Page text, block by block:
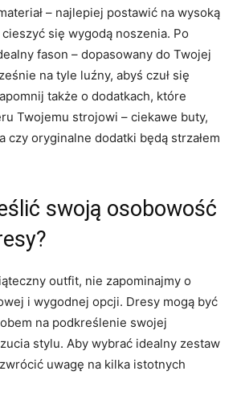
– najlepiej postawić na wysoką
cieszyć ⁤się wygodą noszenia. Po
fason – ‌dopasowany do Twojej
na tyle luźny, abyś czuł się
także‍ o dodatkach, które
Twojemu strojowi – ciekawe buty,
⁤czy oryginalne dodatki będą strzałem
swoją osobowość
outfit, nie zapominajmy o
i wygodnej‍ opcji.‍ Dresy mogą być
na podkreślenie swojej
stylu. Aby wybrać idealny zestaw
uwagę​ na kilka istotnych